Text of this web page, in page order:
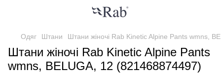
Одяг Штани Штани жіночі Rab Kinetic Alpine Pants wmns,
Штани жіночі Rab Kinetic Alpine Pants
wmns, BELUGA, 12 (821468874497)